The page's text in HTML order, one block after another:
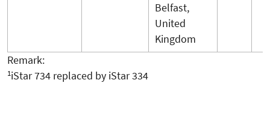
Belfast,
United
Kingdom
Remark:
1iStar 734 replaced by iStar 334